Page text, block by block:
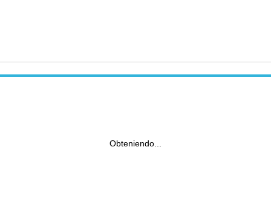
Obteniendo...